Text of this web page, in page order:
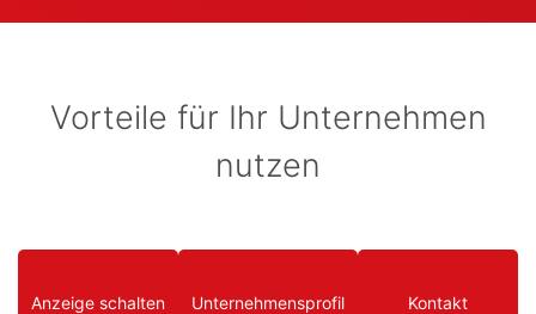
Vorteile für Ihr Unternehmen
nutzen
Anzeige schalten
Unternehmensprofil
Kontakt